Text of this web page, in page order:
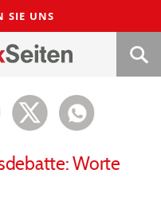
SIE UNS
Worte